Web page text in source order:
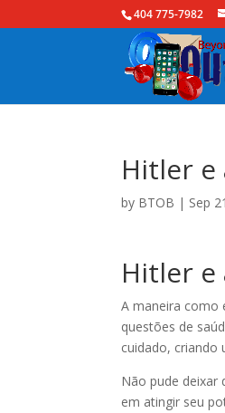
404 775-7982
Hitler e
by BTOB | Sep
Hitler e
A maneira como
questões de
cuidado, criando
Não pude deixar
em atingir seu